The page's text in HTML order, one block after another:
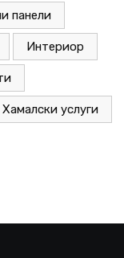
панели
Интериор
Хамалски услуги